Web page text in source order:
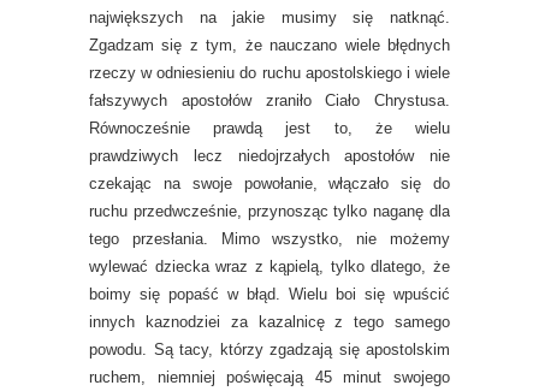
największych na jakie musimy się natknąć.
Zgadzam się z tym, że nauczano wiele błędnych
rzeczy w odniesieniu do ruchu apostolskiego i wiele
fałszywych apostołów zraniło Ciało Chrystusa.
Równocześnie prawdą jest to, że wielu
prawdziwych lecz niedojrzałych apostołów nie
czekając na swoje powołanie, włączało się do
ruchu przedwcześnie, przynosząc tylko naganę dla
tego przesłania. Mimo wszystko, nie możemy
wylewać dziecka wraz z kąpielą, tylko dlatego, że
boimy się popaść w błąd. Wielu boi się wpuścić
innych kaznodziei za kazalnicę z tego samego
powodu. Są tacy, którzy zgadzają się apostolskim
ruchem, niemniej poświęcają 45 minut swojego